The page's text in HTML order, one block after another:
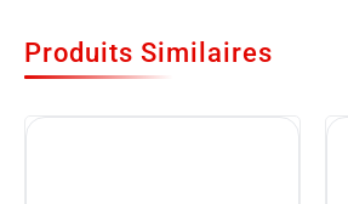
Produits Similaires